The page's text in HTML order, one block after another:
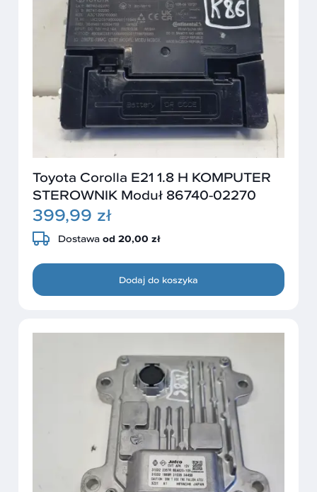
Toyota Corolla E21 1.8 H KOMPUTER
STEROWNIK Moduł 86740-02270
399,99 zł
Dostawa od 20,00 zł
Dodaj do koszyka